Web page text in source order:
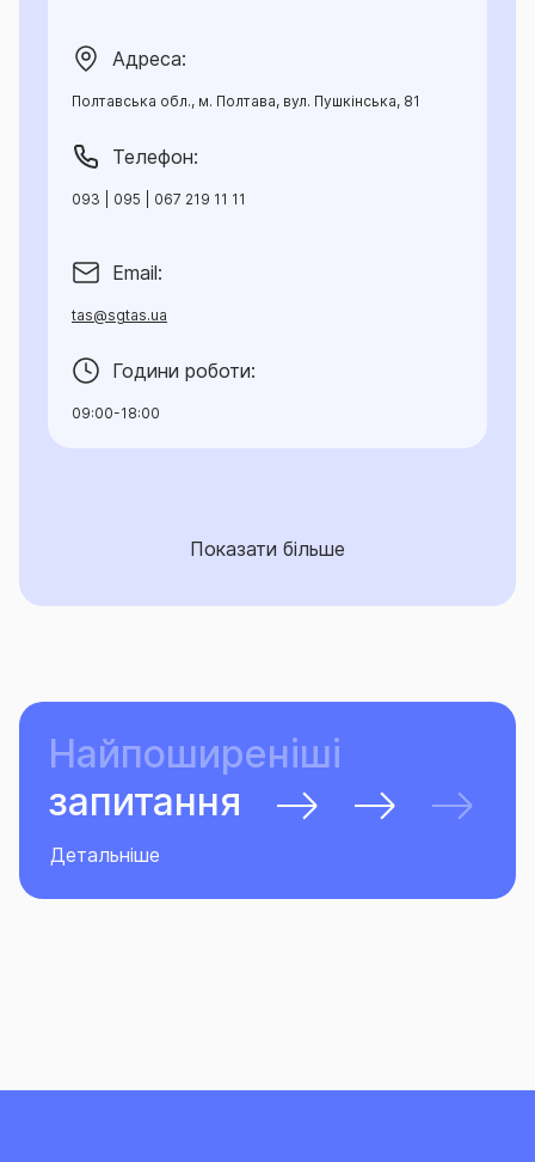
Адреса:
Полтавська обл., м. Полтава, вул. Пушкінська, 81
Телефон:
093 | 095 | 067 219 11 11
Email:
tas@sgtas.ua
Години роботи:
09:00-18:00
Показати більше
Найпоширеніші
запитання
Детальніше